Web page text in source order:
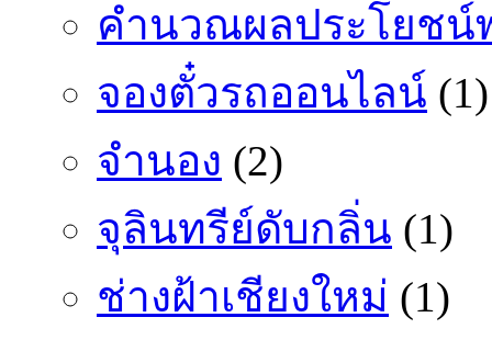
คำนวณผลประโยชน์
จองตั๋วรถออนไลน์ (1)
จำนอง (2)
จุลินทรีย์ดับกลิ่น (1)
ช่างฝ้าเชียงใหม่ (1)